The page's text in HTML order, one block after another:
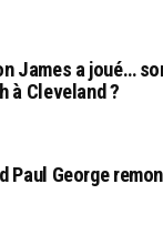
James a joué…
à Cleveland ?
Paul George